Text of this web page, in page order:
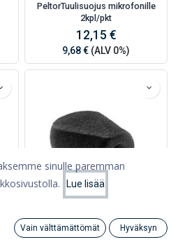
Suosituimmat
Category
PeltorTuulisuojus mikrofonille
2kpl/pkt
12,15 €
9,68 € (ALV 0%)
Peltor Tuulisuoja Tactical XP
11,37 €
sinulle paremman
Lue lisää
Vain välttämättömät Hyväksyn